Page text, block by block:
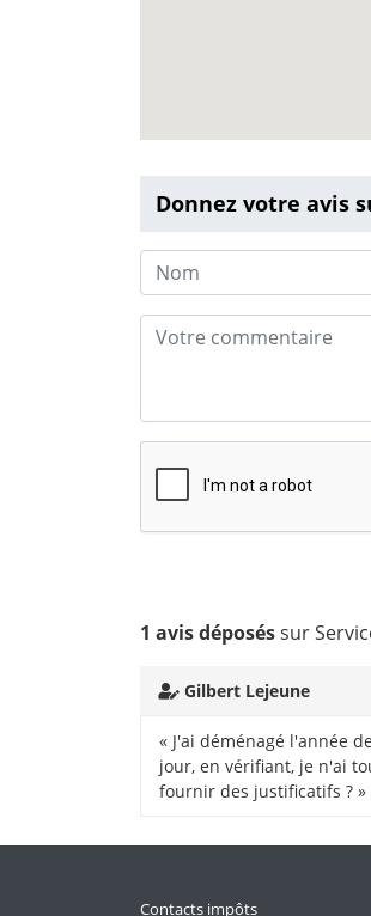
Donnez votre avis
1 avis déposéssur
Gilbert Lejeune
« J'ai déménagé l'année
jour, en vérifiant, je n'ai
fournir des justificatifs ? »
Contacts impôts